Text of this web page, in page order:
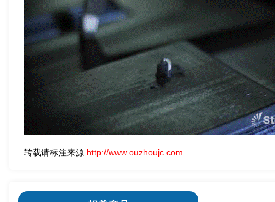
转载请标注来源 http://www.ouzhoujc.com